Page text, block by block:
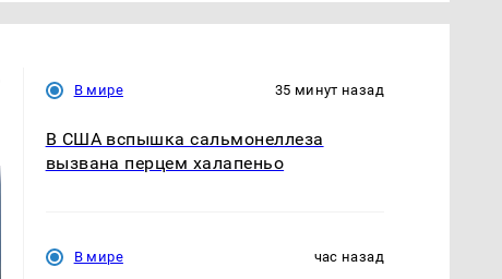
В мире 35 минут назад
В США вспышка сальмонеллеза
вызвана перцем халапеньо
В мире час назад